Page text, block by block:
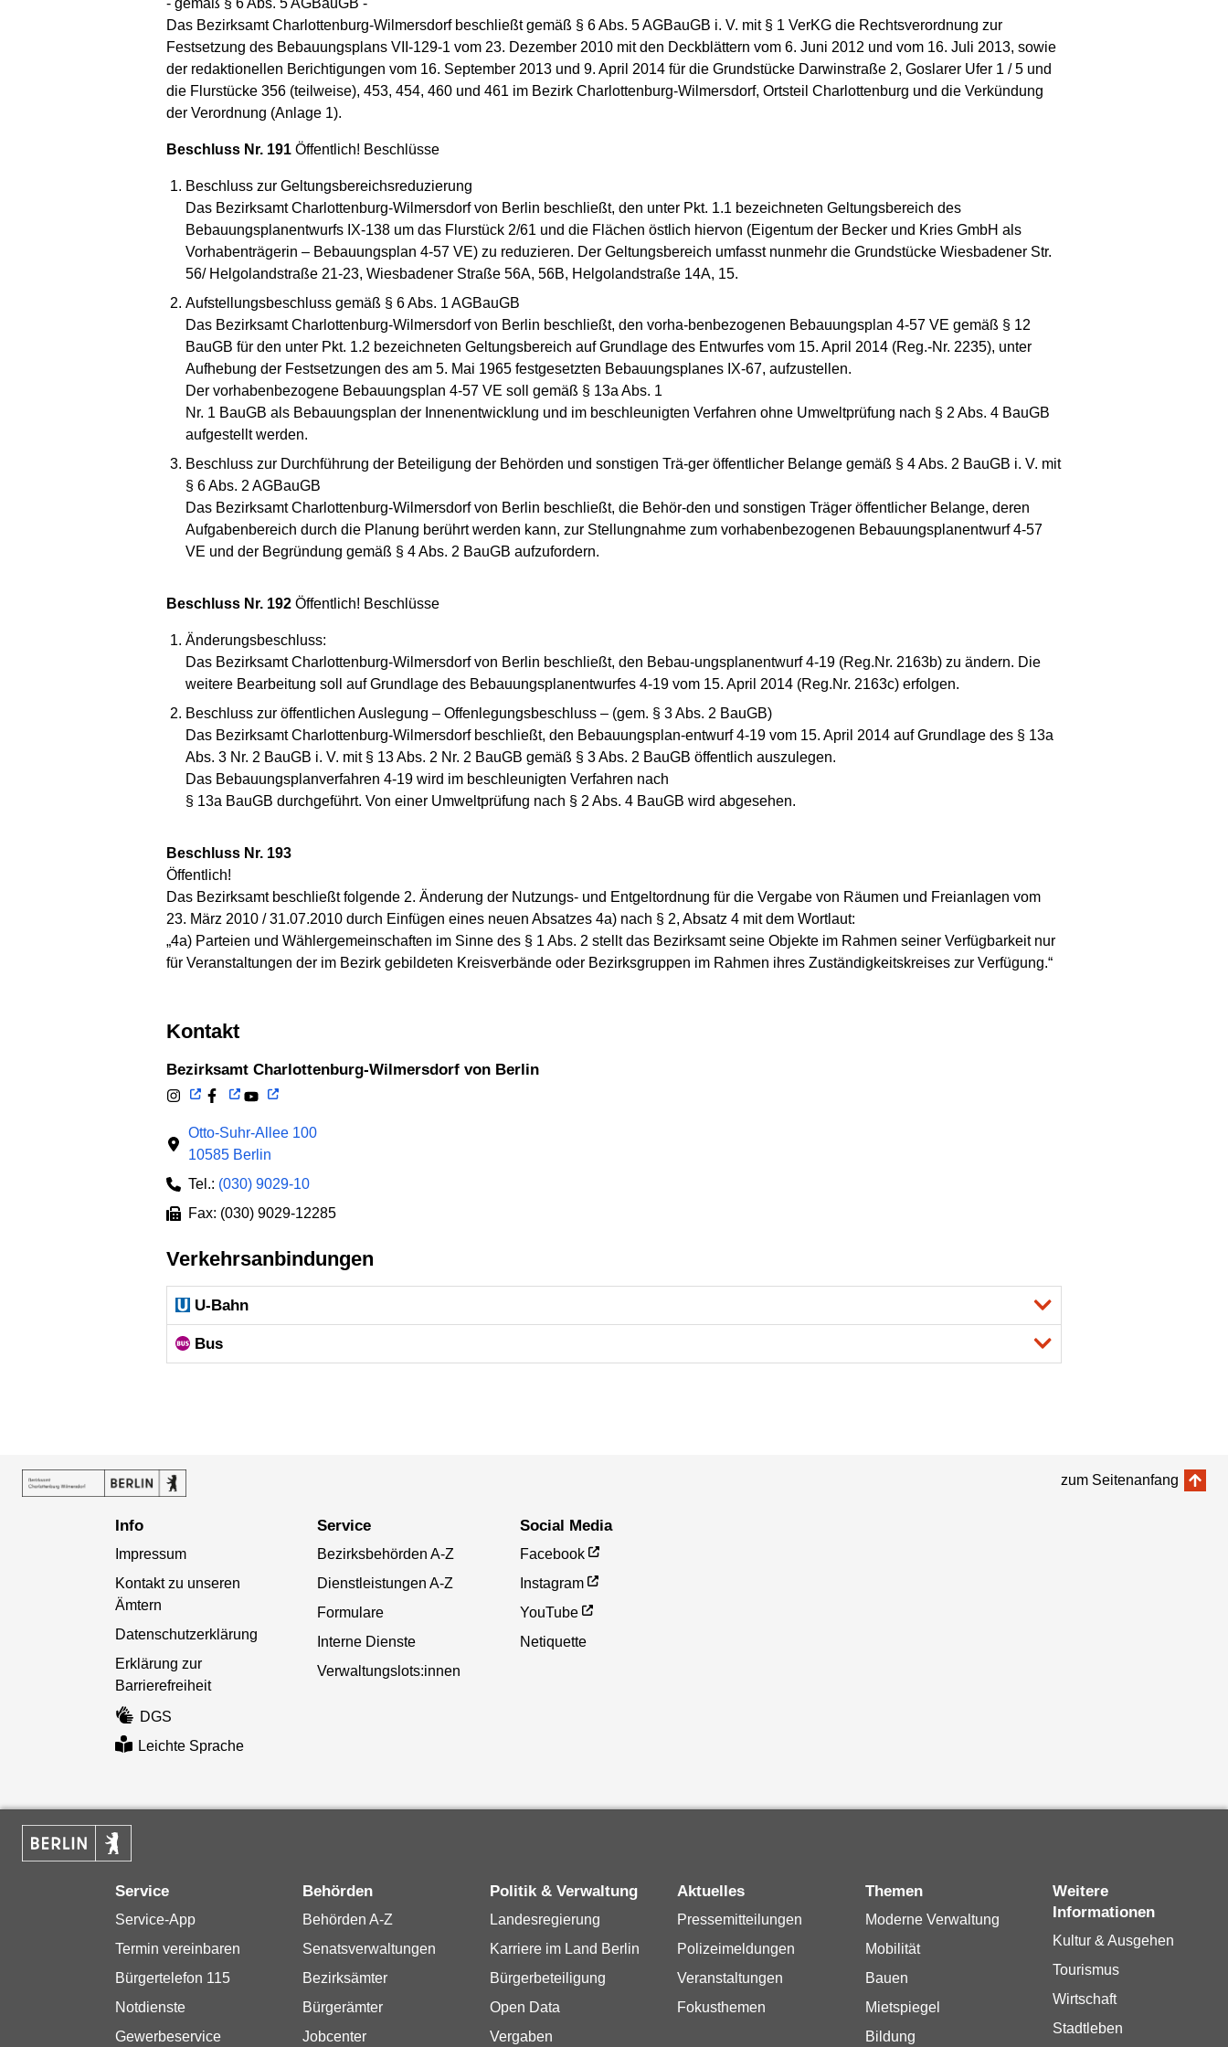
- gemäß § 6 Abs. 5 AGBauGB -
Das Bezirksamt Charlottenburg-Wilmersdorf beschließt gemäß § 6 Abs. 5 AGBauGB i. V. mit § 1 VerKG die Rechtsverordnung zur
Festsetzung des Bebauungsplans VII-129-1 vom 23. Dezember 2010 mit den Deckblättern vom 6. Juni 2012 und vom 16. Juli 2013, sowie
der redaktionellen Berichtigungen vom 16. September 2013 und 9. April 2014 für die Grundstücke Darwinstraße 2, Goslarer Ufer 1 / 5 und
die Flurstücke 356 (teilweise), 453, 454, 460 und 461 im Bezirk Charlottenburg-Wilmersdorf, Ortsteil Charlottenburg und die Verkündung
der Verordnung (Anlage 1).
Beschluss Nr. 191 Öffentlich! Beschlüsse
Beschluss zur Geltungsbereichsreduzierung
Das Bezirksamt Charlottenburg-Wilmersdorf von Berlin beschließt, den unter Pkt. 1.1 bezeichneten Geltungsbereich des
Bebauungsplanentwurfs IX-138 um das Flurstück 2/61 und die Flächen östlich hiervon (Eigentum der Becker und Kries GmbH als
Vorhabenträgerin – Bebauungsplan 4-57 VE) zu reduzieren. Der Geltungsbereich umfasst nunmehr die Grundstücke Wiesbadener Str.
56/ Helgolandstraße 21-23, Wiesbadener Straße 56A, 56B, Helgolandstraße 14A, 15.
Aufstellungsbeschluss gemäß § 6 Abs. 1 AGBauGB
Das Bezirksamt Charlottenburg-Wilmersdorf von Berlin beschließt, den vorha-benbezogenen Bebauungsplan 4-57 VE gemäß § 12
BauGB für den unter Pkt. 1.2 bezeichneten Geltungsbereich auf Grundlage des Entwurfes vom 15. April 2014 (Reg.-Nr. 2235), unter
Aufhebung der Festsetzungen des am 5. Mai 1965 festgesetzten Bebauungsplanes IX-67, aufzustellen.
Der vorhabenbezogene Bebauungsplan 4-57 VE soll gemäß § 13a Abs. 1
Nr. 1 BauGB als Bebauungsplan der Innenentwicklung und im beschleunigten Verfahren ohne Umweltprüfung nach § 2 Abs. 4 BauGB
aufgestellt werden.
Beschluss zur Durchführung der Beteiligung der Behörden und sonstigen Trä-ger öffentlicher Belange gemäß § 4 Abs. 2 BauGB i. V. mit
§ 6 Abs. 2 AGBauGB
Das Bezirksamt Charlottenburg-Wilmersdorf von Berlin beschließt, die Behör-den und sonstigen Träger öffentlicher Belange, deren
Aufgabenbereich durch die Planung berührt werden kann, zur Stellungnahme zum vorhabenbezogenen Bebauungsplanentwurf 4-57
VE und der Begründung gemäß § 4 Abs. 2 BauGB aufzufordern.
Beschluss Nr. 192 Öffentlich! Beschlüsse
Änderungsbeschluss:
Das Bezirksamt Charlottenburg-Wilmersdorf von Berlin beschließt, den Bebau-ungsplanentwurf 4-19 (Reg.Nr. 2163b) zu ändern. Die
weitere Bearbeitung soll auf Grundlage des Bebauungsplanentwurfes 4-19 vom 15. April 2014 (Reg.Nr. 2163c) erfolgen.
Beschluss zur öffentlichen Auslegung – Offenlegungsbeschluss – (gem. § 3 Abs. 2 BauGB)
Das Bezirksamt Charlottenburg-Wilmersdorf beschließt, den Bebauungsplan-entwurf 4-19 vom 15. April 2014 auf Grundlage des § 13a
Abs. 3 Nr. 2 BauGB i. V. mit § 13 Abs. 2 Nr. 2 BauGB gemäß § 3 Abs. 2 BauGB öffentlich auszulegen.
Das Bebauungsplanverfahren 4-19 wird im beschleunigten Verfahren nach
§ 13a BauGB durchgeführt. Von einer Umweltprüfung nach § 2 Abs. 4 BauGB wird abgesehen.
Beschluss Nr. 193
Öffentlich!
Das Bezirksamt beschließt folgende 2. Änderung der Nutzungs- und Entgeltordnung für die Vergabe von Räumen und Freianlagen vom
23. März 2010 / 31.07.2010 durch Einfügen eines neuen Absatzes 4a) nach § 2, Absatz 4 mit dem Wortlaut:
„4a) Parteien und Wählergemeinschaften im Sinne des § 1 Abs. 2 stellt das Bezirksamt seine Objekte im Rahmen seiner Verfügbarkeit nur
für Veranstaltungen der im Bezirk gebildeten Kreisverbände oder Bezirksgruppen im Rahmen ihres Zuständigkeitskreises zur Verfügung.“
Kontakt
Bezirksamt Charlottenburg-Wilmersdorf von Berlin
Otto-Suhr-Allee 100
10585 Berlin
Tel.: (030) 9029-10
Fax: (030) 9029-12285
Verkehrsanbindungen
U-Bahn
Bus
zum Seitenanfang
Info
Impressum
Kontakt zu unseren
Ämtern
Datenschutzerklärung
Erklärung zur
Barrierefreiheit
DGS
Leichte Sprache
Service
Bezirksbehörden A-Z
Dienstleistungen A-Z
Formulare
Interne Dienste
Verwaltungslots:innen
Social Media
Facebook
Instagram
YouTube
Netiquette
Service
Service-App
Termin vereinbaren
Bürgertelefon 115
Notdienste
Gewerbeservice
Behörden
Behörden A-Z
Senatsverwaltungen
Bezirksämter
Bürgerämter
Jobcenter
Politik & Verwaltung
Landesregierung
Karriere im Land Berlin
Bürgerbeteiligung
Open Data
Vergaben
Aktuelles
Pressemitteilungen
Polizeimeldungen
Veranstaltungen
Fokusthemen
Themen
Moderne Verwaltung
Mobilität
Bauen
Mietspiegel
Bildung
Weitere
Informationen
Kultur & Ausgehen
Tourismus
Wirtschaft
Stadtleben